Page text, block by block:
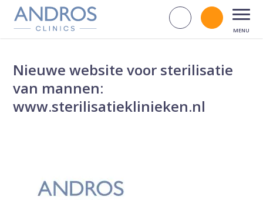
Navigatie overslaan
Zoek op
Bel
Nieuwe website voor sterilisatie
van mannen:
www.sterilisatieklinieken.nl